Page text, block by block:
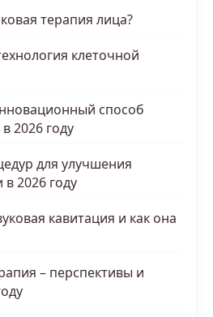
терапия лица?
клеточной
способ
2026 году
для улучшения
2026 году
кавитация и как она
– перспективы и